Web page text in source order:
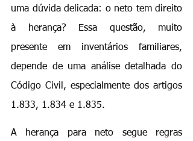
uma dúvida delicada: o neto tem direito
à herança? Essa questão, muito
presente em inventários familiares,
depende de uma análise detalhada do
Código Civil, especialmente dos artigos
1.833, 1.834 e 1.835.
A herança para neto segue regras